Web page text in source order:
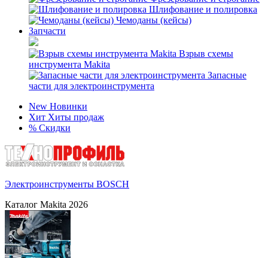
Шлифование и полировка
Чемоданы (кейсы)
Запчасти
Взрыв схемы
инструмента Makita
Запасные
части для электроинструмента
New Новинки
Хит Хиты продаж
% Скидки
Электроинструменты BOSCH
Каталог Makita 2026